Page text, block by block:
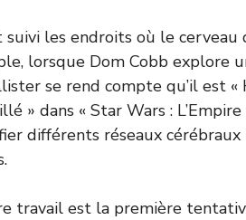
suivi les endroits où le
lorsque Dom Cobb explore
se rend compte qu’il est
» dans « Star Wars :
différents réseaux
travail est la première